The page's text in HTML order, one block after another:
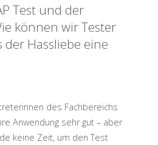
Test und der
können wir Tester
der Hassliebe eine
des Fachbereichs
Anwendung sehr gut – aber
keine Zeit, um den Test